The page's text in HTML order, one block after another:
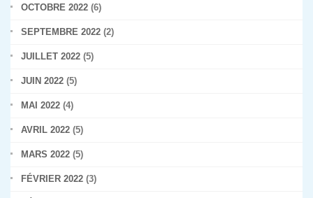
OCTOBRE 2022 (6)
SEPTEMBRE 2022 (2)
JUILLET 2022 (5)
JUIN 2022 (5)
MAI 2022 (4)
AVRIL 2022 (5)
MARS 2022 (5)
FÉVRIER 2022 (3)